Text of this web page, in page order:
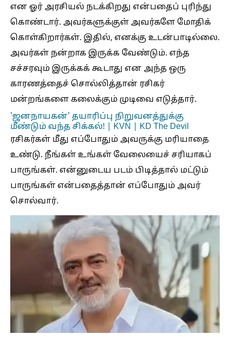
என ஓர் அரசியல் நடக்கிறது என்பதைப் புரிந்து
கொண்டார். அவர்களுக்குள் அவர்களே மோதிக்
கொள்கிறார்கள். இதில், எனக்கு உடன்பாடில்லை.
அவர்கள் நன்றாக இருக்க வேண்டும். எந்த
சச்சரவும் இருக்கக் கூடாது என அந்த ஒரு
காரணத்தைச் சொல்லித்தான் ரசிகர்
மன்றங்களை கலைக்கும் முடிவை எடுத்தார்.
'ஜனநாயகன்' தயாரிப்பு நிறுவனத்துக்கு
மீண்டும் வந்த சிக்கல்! | KVN | KD The Devil
ரசிகர்கள் மீது எப்போதும் அவருக்கு மரியாதை
உண்டு. நீங்கள் உங்கள் வேலையைச் சரியாகப்
பாருங்கள். என்னுடைய படம் பிடித்தால் மட்டும்
பாருங்கள் என்பதைத்தான் எப்போதும் அவர்
சொல்வார்.